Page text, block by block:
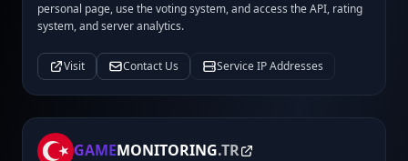
personal page, use the voting system, and access the API, rating
system, and server analytics.
Visit Contact Us Service IP Addresses
GAMEMONITORING.TR